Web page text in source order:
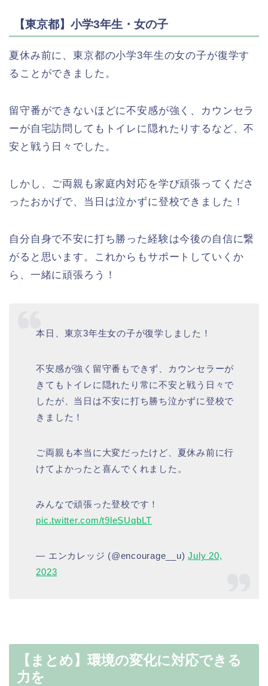
【東京都】小学3年生・女の子
夏休み前に、東京都の小学3年生の女の子が復学す
ることができました。
留守番ができないほどに不安感が強く、カウンセラ
ーが自宅訪問してもトイレに隠れたりするなど、不
安と戦う日々でした。
しかし、ご両親も家庭内対応を学び頑張ってくださ
ったおかげで、当日は泣かずに登校できました！
自分自身で不安に打ち勝った経験は今後の自信に繋
がると思います。これからもサポートしていくか
ら、一緒に頑張ろう！
本日、東京3年生女の子が復学しました！
不安感が強く留守番もできず、カウンセラーが
きてもトイレに隠れたり常に不安と戦う日々で
したが、当日は不安に打ち勝ち泣かずに登校で
きました！
ご両親も本当に大変だったけど、夏休み前に行
けてよかったと喜んでくれました。
みんなで頑張った登校です！
pic.twitter.com/t9leSUqbLT
— エンカレッジ (@encourage__u)July 20,
2023
【まとめ】環境の変化に対応できる
力を